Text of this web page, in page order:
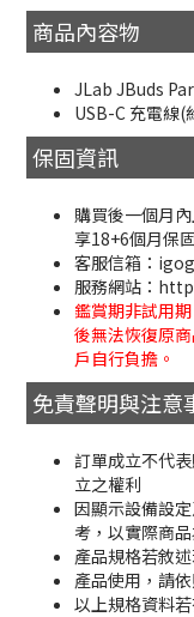
商品內容物
JLab JBuds
USB-C 充電線(
保固資訊
購買後一個月
享18+6個月保
客服信箱：
服務網站：
鑑賞期非試用
後無法恢復原
戶自行負擔。
免責聲明與注意
訂單成立不代
立之權利
因顯示設備設
考，以實際商
產品規格若敘
產品使用，請
以上規格資料